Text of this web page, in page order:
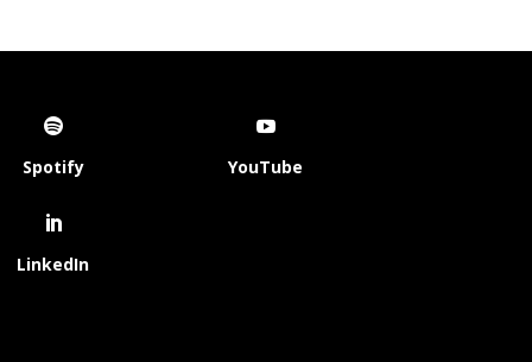
Spotify YouTube
LinkedIn